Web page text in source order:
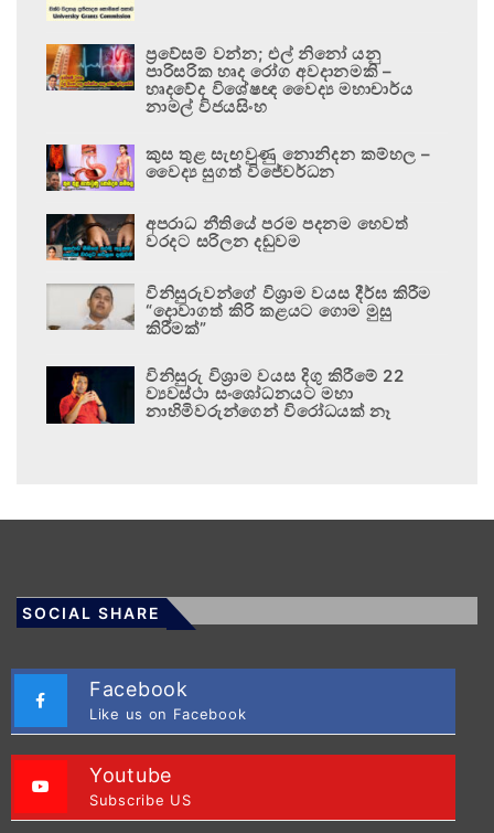
ප්‍රවේසම් වන්න; එල් නිනෝ යනු
පාරිසරික හෘද රෝග අවදානමකි –
හෘදවේද විශේෂඥ වෛද්‍ය මහාචාර්ය
නාමල් විජයසිංහ
කුස තුළ සැඟවුණු නොනිදන කම්හල –
වෛද්‍ය සුගත් විජේවර්ධන
අපරාධ නීතියේ පරම පදනම හෙවත්
වරදට සරිලන දඬුවම
විනිසුරුවන්ගේ විශ්‍රාම වයස දීර්ඝ කිරීම
“දොවාගත් කිරි කළයට ගොම මුසු
කිරීමක්”
විනිසුරු විශ්‍රාම වයස දිගු කිරීමේ 22
ව්‍යවස්ථා සංශෝධනයට මහා
නාහිමිවරුන්ගෙන් විරෝධයක් නෑ
SOCIAL SHARE
Facebook
Like us on Facebook
Youtube
Subscribe US